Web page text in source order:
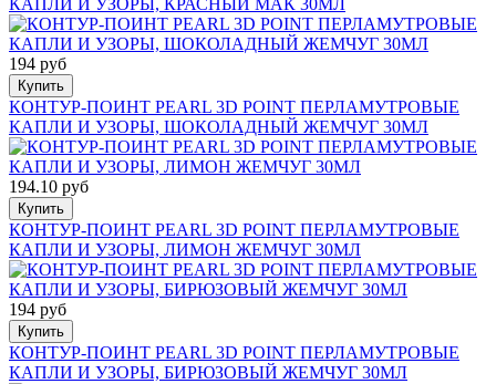
КАПЛИ И УЗОРЫ, КРАСНЫЙ МАК 30МЛ
194 руб
Купить
КОНТУР-ПОИНТ PEARL 3D POINT ПЕРЛАМУТРОВЫЕ
КАПЛИ И УЗОРЫ, ШОКОЛАДНЫЙ ЖЕМЧУГ 30МЛ
194.10 руб
Купить
КОНТУР-ПОИНТ PEARL 3D POINT ПЕРЛАМУТРОВЫЕ
КАПЛИ И УЗОРЫ, ЛИМОН ЖЕМЧУГ 30МЛ
194 руб
Купить
КОНТУР-ПОИНТ PEARL 3D POINT ПЕРЛАМУТРОВЫЕ
КАПЛИ И УЗОРЫ, БИРЮЗОВЫЙ ЖЕМЧУГ 30МЛ